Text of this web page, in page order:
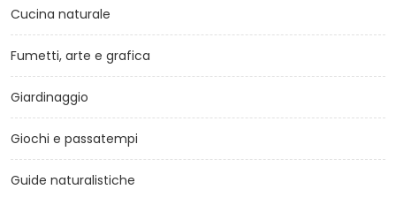
Cucina naturale
Fumetti, arte e grafica
Giardinaggio
Giochi e passatempi
Guide naturalistiche